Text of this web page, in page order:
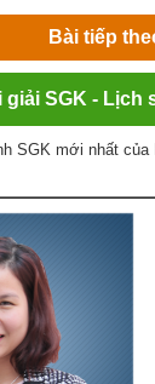
Bài tiếp
giải SGK - Lịch
SGK mới nhất